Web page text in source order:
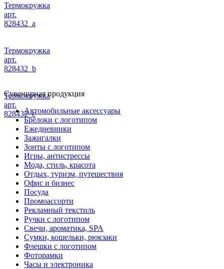
Термокружка
арт.
828432_a
Термокружка
арт.
828432_b
Термокружка
арт.
828432_c
Сувенирная продукция
Автомобильные аксессуары
Брелоки с логотипом
Ежедневники
Зажигалки
Зонты с логотипом
Игры, антистрессы
Мода, стиль, красота
Отдых, туризм, путешествия
Офис и бизнес
Посуда
Промоассорти
Рекламный текстиль
Ручки с логотипом
Свечи, ароматика, SPA
Сумки, кошельки, рюкзаки
Флешки с логотипом
Фоторамки
Часы и электроника